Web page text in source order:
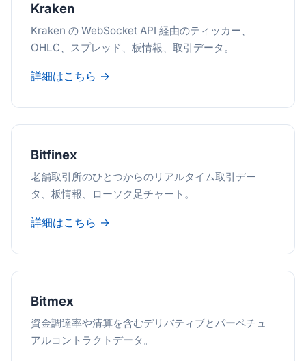
Kraken
Kraken の WebSocket API 経由のティッカー、
OHLC、スプレッド、板情報、取引データ。
詳細はこちら →
Bitfinex
老舗取引所のひとつからのリアルタイム取引デー
タ、板情報、ローソク足チャート。
詳細はこちら →
Bitmex
資金調達率や清算を含むデリバティブとパーペチュ
アルコントラクトデータ。